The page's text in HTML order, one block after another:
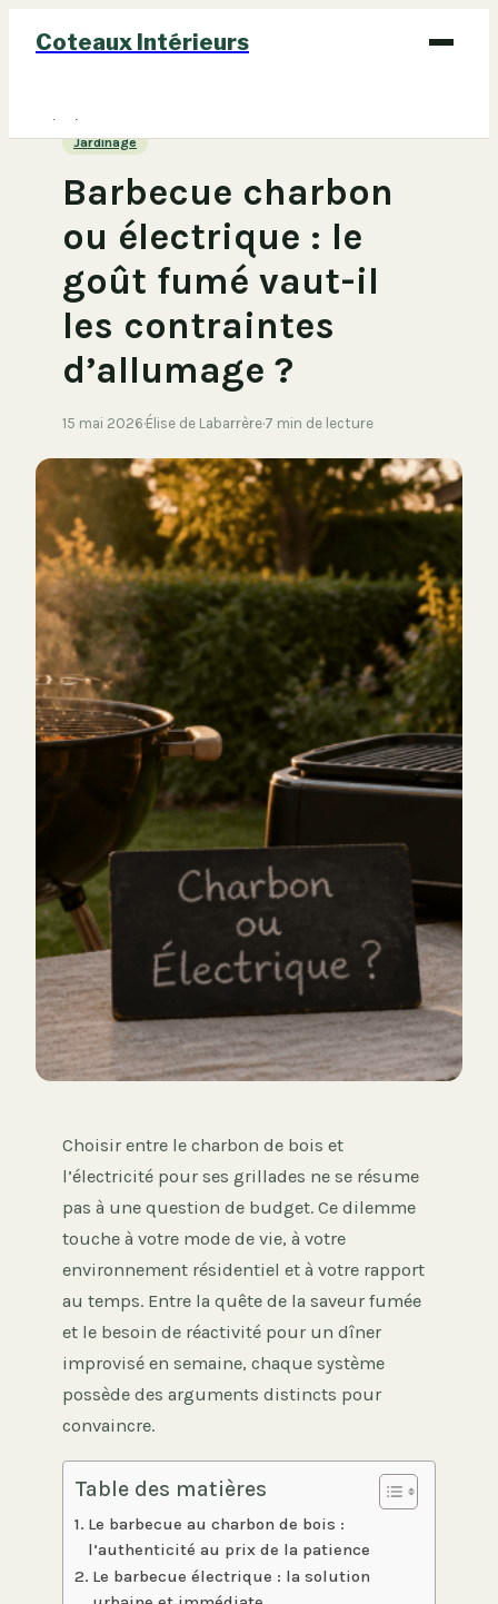
Coteaux Intérieurs
Bricolage
Maison
Jardinage
Barbecue charbon
ou électrique : le
goût fumé vaut-il
les contraintes
d’allumage ?
15 mai 2026·Élise de Labarrère·7 min de lecture
Choisir entre le charbon de bois et
l’électricité pour ses grillades ne se résume
pas à une question de budget. Ce dilemme
touche à votre mode de vie, à votre
environnement résidentiel et à votre rapport
au temps. Entre la quête de la saveur fumée
et le besoin de réactivité pour un dîner
improvisé en semaine, chaque système
possède des arguments distincts pour
convaincre.
Table des matières
Le barbecue au charbon de bois :
l’authenticité au prix de la patience
Le barbecue électrique : la solution